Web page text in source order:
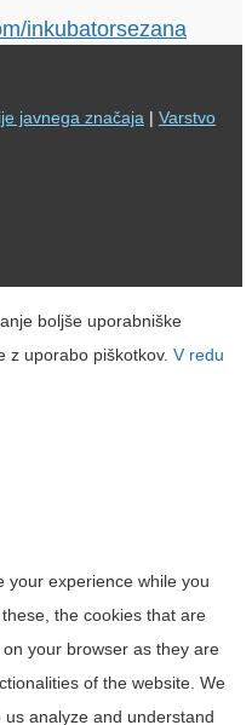
inkubatorsezana
javnega značaja | Varstvo
boljše uporabniške
z uporabo piškotkov. V redu
your experience while you
the cookies that are
your browser as they are
of the website. We
analyze and understand